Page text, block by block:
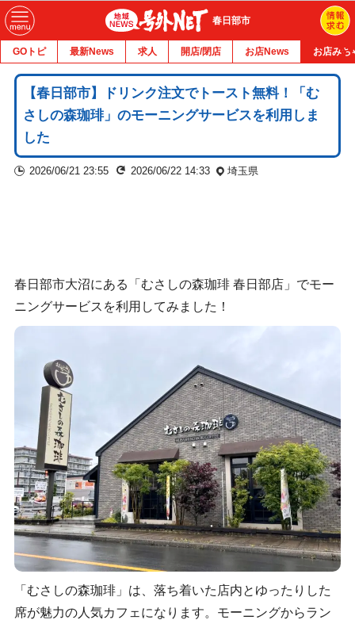
春日部市
GOトピ 最新News 求人 開店/閉店 お店News お店みち
【春日部市】ドリンク注文でトースト無料！「む
さしの森珈琲」のモーニングサービスを利用しま
した
2026/06/21 23:55 2026/06/22 14:33 埼玉県
春日部市大沼にある「むさしの森珈琲 春日部店」でモー
ニングサービスを利用してみました！
「むさしの森珈琲」は、落ち着いた店内とゆったりした
席が魅力の人気カフェになります。モーニングからラン